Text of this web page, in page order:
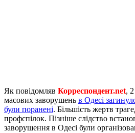
Як повідомляв Корреспондент.net,
масових заворушень в Одесі
були поранені. Більшість жертв
профспілок. Пізніше слідство
заворушення в Одесі були